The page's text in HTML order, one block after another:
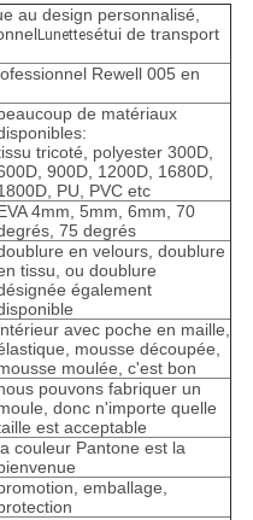
au design personnalisé,
Lunettesétui de transport
Rewell 005 en
de matériaux
tricoté, polyester 300D,
900D, 1200D, 1680D,
PU, PVC etc
4mm, 5mm, 6mm, 70
75 degrés
en velours, doublure
tissu, ou doublure
également
avec poche en maille,
mousse découpée,
moulée, c'est bon
pouvons fabriquer un
donc n'importe quelle
est acceptable
couleur Pantone est la
emballage,